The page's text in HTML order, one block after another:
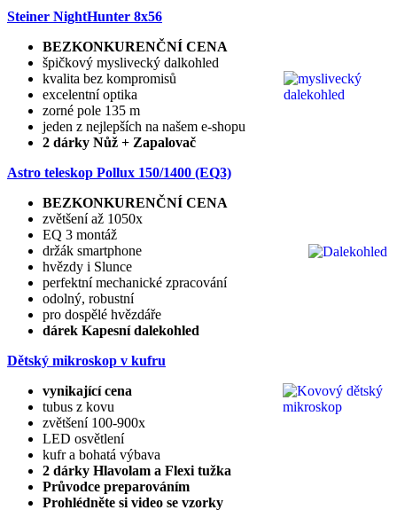
Steiner NightHunter 8x56
BEZKONKURENČNÍ CENA
špičkový myslivecký dalkohled
kvalita bez kompromisů
excelentní optika
zorné pole 135 m
jeden z nejlepších na našem e-shopu
2 dárky Nůž + Zapalovač
Astro teleskop Pollux 150/1400 (EQ3)
BEZKONKURENČNÍ CENA
zvětšení až 1050x
EQ 3 montáž
držák smartphone
hvězdy i Slunce
perfektní mechanické zpracování
odolný, robustní
pro dospělé hvězdáře
dárek Kapesní dalekohled
Dětský mikroskop v kufru
vynikající cena
tubus z kovu
zvětšení 100-900x
LED osvětlení
kufr a bohatá výbava
2 dárky Hlavolam a Flexi tužka
Průvodce preparováním
Prohlédněte si video se vzorky